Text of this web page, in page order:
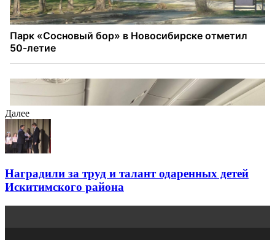
Далее
Наградили за труд и талант одаренных детей
Искитимского района